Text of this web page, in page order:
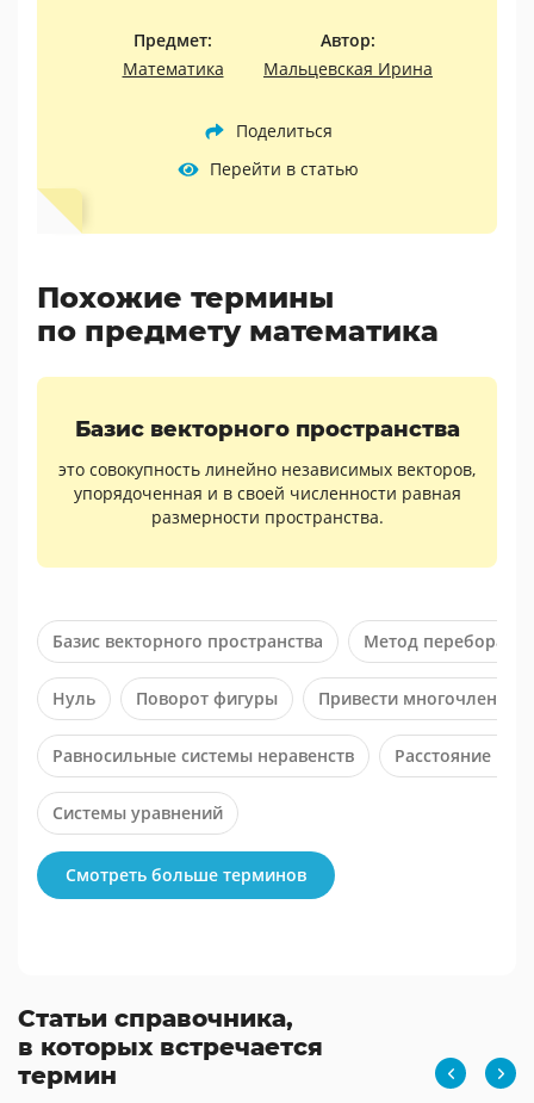
Предмет:
Математика
Автор:
Мальцевская Ирина
Поделиться
Перейти в статью
Похожие термины
по предмету математика
Базис векторного пространства
это совокупность линейно независимых векторов,
упорядоченная и в своей численности равная
размерности пространства.
Базис векторного пространства Метод перебора
Нуль Поворот фигуры Привести многочлен к
Равносильные системы неравенств Расстояние
Системы уравнений
Смотреть больше терминов
Статьи справочника,
в которых встречается
термин